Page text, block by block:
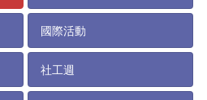
國際活動
社工週